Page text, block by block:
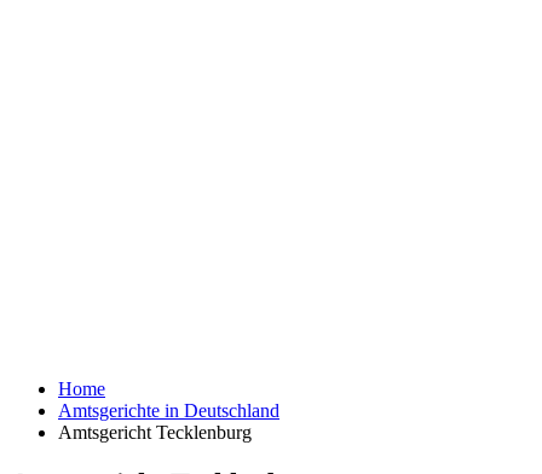
Home
Amtsgerichte in Deutschland
Amtsgericht Tecklenburg